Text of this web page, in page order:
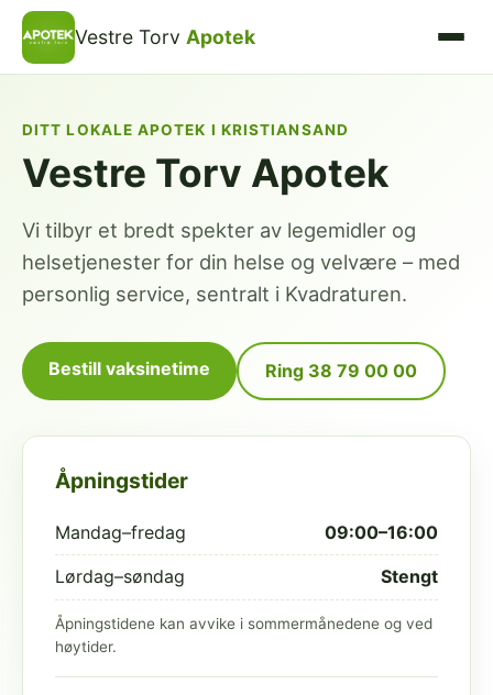
Vestre Torv Apotek
DITT LOKALE APOTEK I KRISTIANSAND
Vestre Torv Apotek
Vi tilbyr et bredt spekter av legemidler og
helsetjenester for din helse og velvære – med
personlig service, sentralt i Kvadraturen.
Bestill vaksinetime Ring 38 79 00 00
Åpningstider
Mandag–fredag 09:00–16:00
Lørdag–søndag Stengt
Åpningstidene kan avvike i sommermånedene og ved
høytider.